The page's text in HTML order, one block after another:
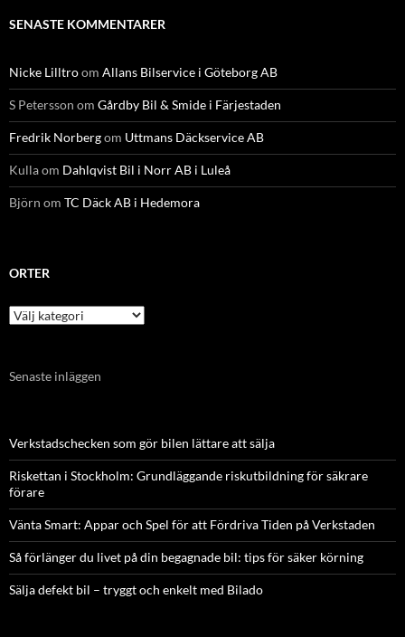
SENASTE KOMMENTARER
Nicke Lilltroom Allans Bilservice i Göteborg AB
S Petersson om Gårdby Bil & Smide i Färjestaden
Fredrik Norbergom Uttmans Däckservice AB
Kullaom Dahlqvist Bil i Norr AB i Luleå
Björn om TC Däck AB i Hedemora
ORTER
Orter
Senaste inläggen
Verkstadschecken som gör bilen lättare att sälja
Riskettan i Stockholm: Grundläggande riskutbildning för säkrare
förare
Vänta Smart: Appar och Spel för att Fördriva Tiden på Verkstaden
Så förlänger du livet på din begagnade bil: tips för säker körning
Sälja defekt bil – tryggt och enkelt med Bilado